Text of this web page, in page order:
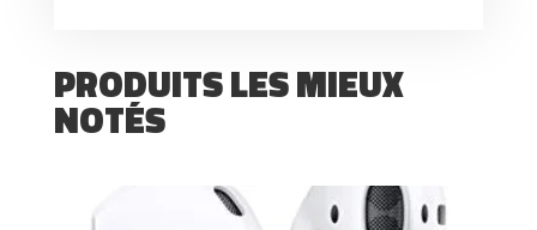
PRODUITS LES MIEUX
NOTÉS